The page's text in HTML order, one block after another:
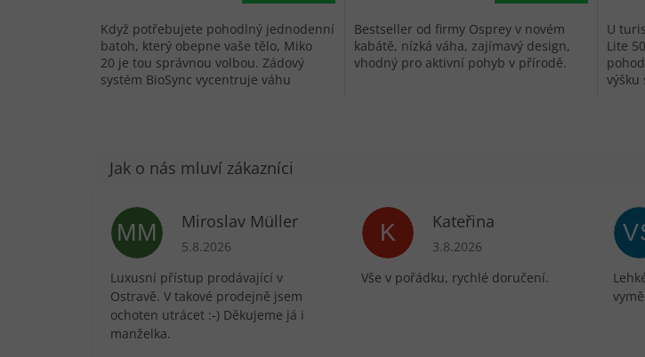
Když potřebujete pohodlný jednodenní
batoh, který obepne vaše tělo, Miko
20 je tou správnou volbou. Zádový
systém BioSync vycentruje váhu
Bestseller od firmy Osprey v novém
kabátě, nízká váha, zajímavý design,
vhodný pro aktivní pohyb v přírodě.
U
Lite
výšku
MM Miroslav Müller
Hodnocení obchodu je 5 z 5 hvězdiček.
5.8.2026
Luxusní přístup prodávající v
Ostravě. V takové prodejně jsem
ochoten utrácet :-) Děkujeme já i
manželka.
K Kateřina
Hodnocení obchodu je 5 z 5
3.8.2026
Vše v pořádku, rychlé doručení.